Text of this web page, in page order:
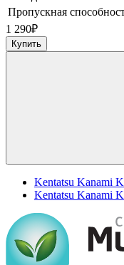
Пропускная
1 290₽
Купить
Kentatsu Kanami
Kentatsu Kanami